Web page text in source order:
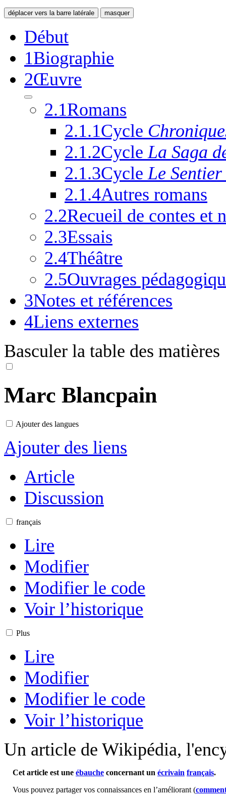
déplacer vers la barre latérale masquer
Début
1Biographie
2Œuvre
2.1Romans
2.1.1Cycle
2.1.2Cycle La Saga
2.1.3Cycle Le
2.1.4Autres romans
2.2Recueil de contes et
2.3Essais
2.4Théâtre
2.5Ouvrages
3Notes et références
4Liens externes
Basculer la table des matières
Marc Blancpain
Ajouter des langues
Ajouter des liens
Article
Discussion
français
Lire
Modifier
Modifier le code
Voir l’historique
Plus
Lire
Modifier
Modifier le code
Voir l’historique
Un article de Wikipédia,
Cet article est une ébauche concernant un écrivain français.
Vous pouvez partager vos connaissances en l’améliorant (